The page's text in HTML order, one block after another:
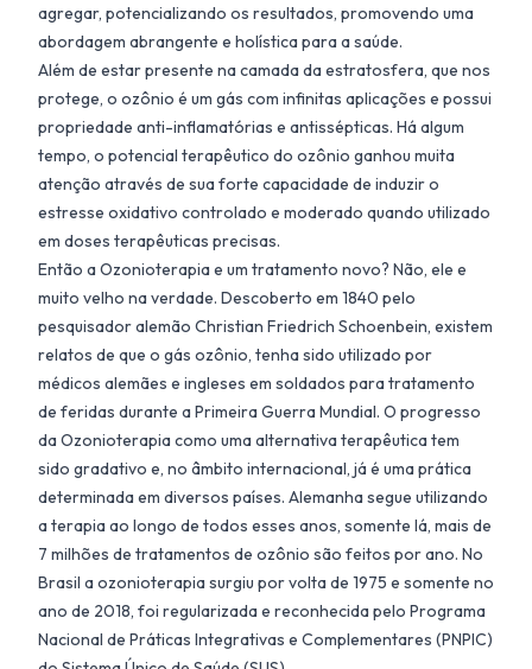
agregar, potencializando os resultados, promovendo uma
abordagem abrangente e holística para a saúde.
Além de estar presente na camada da estratosfera, que nos
protege, o ozônio é um gás com infinitas aplicações e possui
propriedade anti-inflamatórias e antissépticas. Há algum
tempo, o potencial terapêutico do ozônio ganhou muita
atenção através de sua forte capacidade de induzir o
estresse oxidativo controlado e moderado quando utilizado
em doses terapêuticas precisas.
Então a Ozonioterapia e um tratamento novo? Não, ele e
muito velho na verdade. Descoberto em 1840 pelo
pesquisador alemão Christian Friedrich Schoenbein, existem
relatos de que o gás ozônio, tenha sido utilizado por
médicos alemães e ingleses em soldados para tratamento
de feridas durante a Primeira Guerra Mundial. O progresso
da Ozonioterapia como uma alternativa terapêutica tem
sido gradativo e, no âmbito internacional, já é uma prática
determinada em diversos países. Alemanha segue utilizando
a terapia ao longo de todos esses anos, somente lá, mais de
7 milhões de tratamentos de ozônio são feitos por ano. No
Brasil a ozonioterapia surgiu por volta de 1975 e somente no
ano de 2018, foi regularizada e reconhecida pelo Programa
Nacional de Práticas Integrativas e Complementares (PNPIC)